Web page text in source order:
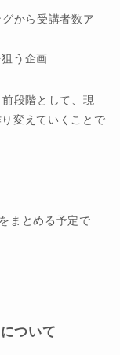
から受講者数ア
う企画
段階として、現
変えていくことで
まとめる予定で
ついて